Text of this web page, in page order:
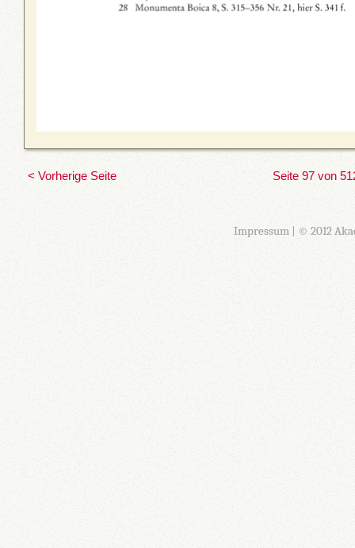
< Vorherige Seite Seite 97 von
Impressum| © 2012